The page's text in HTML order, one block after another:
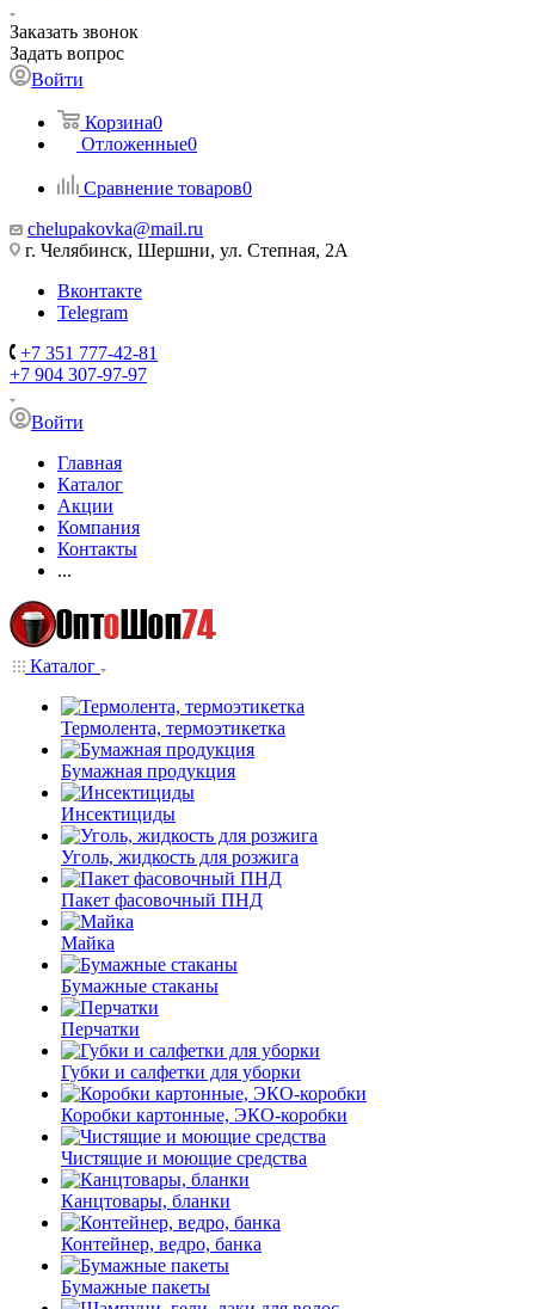
Заказать звонок
Задать вопрос
Войти
Корзина0
Отложенные0
Сравнение товаров0
chelupakovka@mail.ru
г. Челябинск, Шершни, ул. Степная, 2А
Вконтакте
Telegram
+7 351 777-42-81
+7 904 307-97-97
Войти
Главная
Каталог
Акции
Компания
Контакты
...
Каталог
Термолента, термоэтикетка
Бумажная продукция
Инсектициды
Уголь, жидкость для розжига
Пакет фасовочный ПНД
Майка
Бумажные стаканы
Перчатки
Губки и салфетки для уборки
Коробки картонные, ЭКО-коробки
Чистящие и моющие средства
Канцтовары, бланки
Контейнер, ведро, банка
Бумажные пакеты